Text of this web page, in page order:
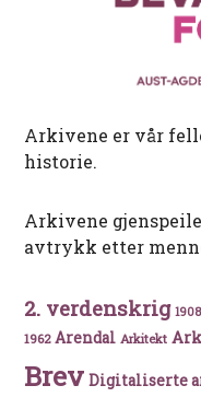
Arkivene er vår
historie.
Arkivene
avtrykk etter
2. verdenskrig 1908
1962 Arendal Arkitekt
Brev Digitaliserte